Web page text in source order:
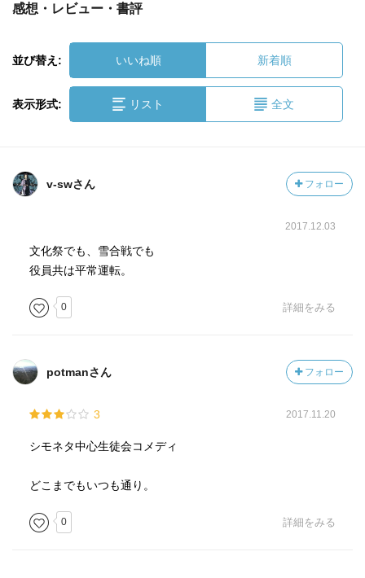
感想・レビュー・書評
並び替え: いいね順 新着順
表示形式: リスト 全文
v-swさん フォロー
2017.12.03
文化祭でも、雪合戦でも
役員共は平常運転。
0 詳細をみる
potmanさん フォロー
3 2017.11.20
シモネタ中心生徒会コメディ
どこまでもいつも通り。
0 詳細をみる